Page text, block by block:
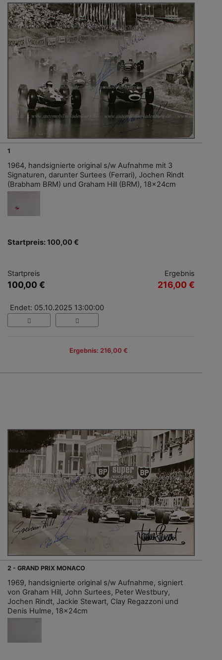
1
1964, handsignierte original s/w Aufnahme mit 3
Signaturen, darunter Surtees (Ferrari), Jochen Rindt
(Brabham BRM) und Graham Hill (BRM), 18x24cm
Startpreis: 100,00 €
Startpreis
100,00 €
Ergebnis
216,00 €
Endet: 05.10.2025 13:00:00
Ergebnis: 216,00 €
2 - GRAND PRIX MONACO
1969, handsignierte original s/w Aufnahme, signiert
von Graham Hill, John Surtees, Peter Westbury,
Jochen Rindt, Jackie Stewart, Clay Regazzoni und
Denis Hulme, 18x24cm